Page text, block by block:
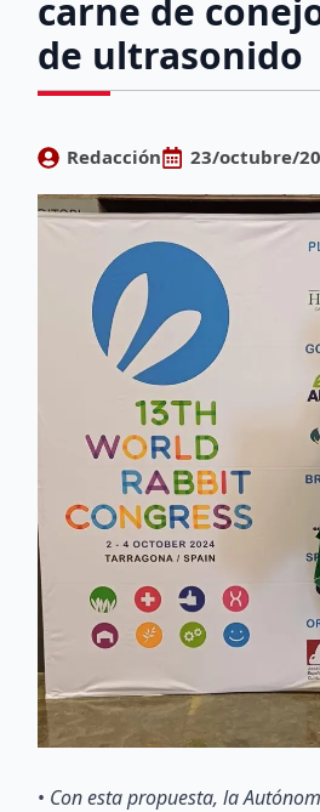
carne de
de ultrasonido
Redacción 23/octubre/
• Con esta propuesta, la